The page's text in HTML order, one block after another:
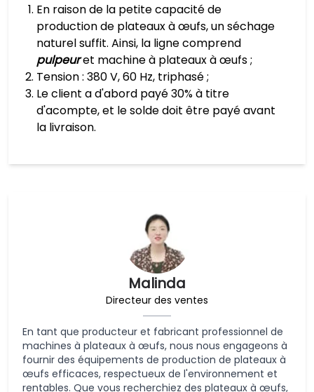
Malinda
Directeur des ventes
En tant que producteur et fabricant professionnel de
machines à plateaux à œufs, nous nous engageons à
fournir des équipements de production de plateaux à
œufs efficaces, respectueux de l'environnement et
rentables. Que vous recherchiez des plateaux à œufs,
En raison de la petite capacité de
production de plateaux à œufs, un séchage
naturel suffit. Ainsi, la ligne comprend
pulpeuret machine à plateaux à œufs ;
Tension : 380 V, 60 Hz, triphasé ;
Le client a d'abord payé 30% à titre
d'acompte, et le solde doit être payé avant
la livraison.